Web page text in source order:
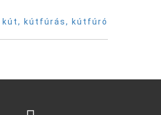
kút, kútfúrás, kútfúró